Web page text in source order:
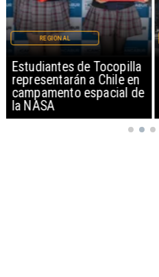
Estudiantes de Tocopilla
representarán a Chile en
campamento espacial de
la NASA
REGIONAL